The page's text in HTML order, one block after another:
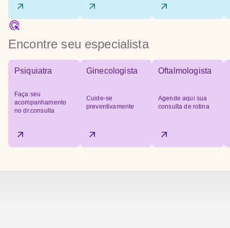
Encontre seu especialista
Psiquiatra
Faça seu
acompanhamento
no dr.consulta
Ginecologista
Cuide-se
preventivamente
Oftalmologista
Agende aqui sua
consulta de rotina